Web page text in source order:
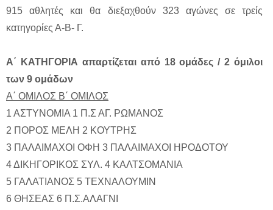
915 αθλητές και θα διεξαχθούν 323 αγώνες σε τρείς
κατηγορίες Α-Β- Γ.
Α΄ ΚΑΤΗΓΟΡΙΑ απαρτίζεται από 18 ομάδες / 2 όμιλοι
των 9 ομάδων
Α΄ ΟΜΙΛΟΣ Β΄ ΟΜΙΛΟΣ
1 ΑΣΤΥΝΟΜΙΑ 1 Π.Σ ΑΓ. ΡΩΜΑΝΟΣ
2 ΠΟΡΟΣ ΜΕΛΗ 2 ΚΟΥΤΡΗΣ
3 ΠΑΛΑΙΜΑΧΟΙ ΟΦΗ 3 ΠΑΛΑΙΜΑΧΟΙ ΗΡΟΔΟΤΟΥ
4 ΔΙΚΗΓΟΡΙΚΟΣ ΣΥΛ. 4 ΚΑΛΤΣΟΜΑΝΙΑ
5 ΓΑΛΑΤΙΑΝΟΣ 5 ΤΕΧΝΑΛΟΥΜΙΝ
6 ΘΗΣΕΑΣ 6 Π.Σ.ΑΛΑΓΝΙ